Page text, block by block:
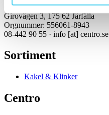
Centro Kakel & Klinker AB
Girovägen 3, 175 62 Järfälla
Orgnummer: 556061-8943
08-442 90 55 · info [at] centro.se
Sortiment
Kakel & Klinker
Centro